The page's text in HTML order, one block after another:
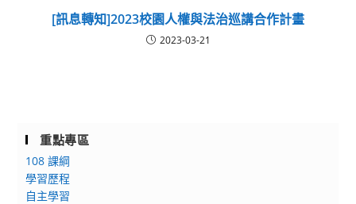
[訊息轉知]2023校園人權與法治巡講合作計畫
2023-03-21
重點專區
108 課綱
學習歷程
自主學習